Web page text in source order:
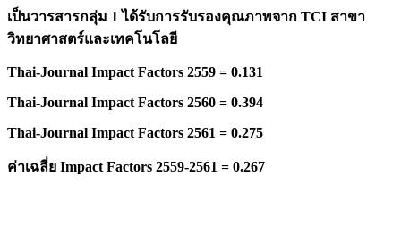
เป็นวารสารกลุ่ม 1 ได้รับการรับรองคุณภาพจาก TCI สาขา
วิทยาศาสตร์และเทคโนโลยี
Thai-Journal Impact Factors 2559 = 0.131
Thai-Journal Impact Factors 2560 = 0.394
Thai-Journal Impact Factors 2561 = 0.275
ค่าเฉลี่ย Impact Factors 2559-2561 = 0.267